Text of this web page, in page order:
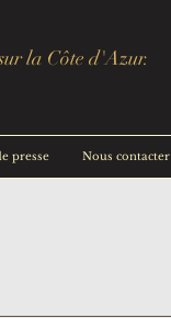
la Côte d'Azur.
presse Nous contacter